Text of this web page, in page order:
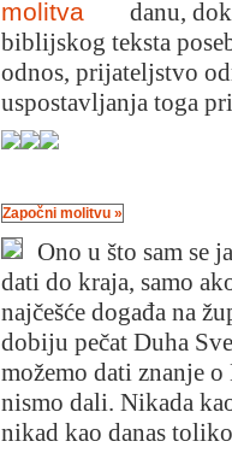
danu,
biblijskog teksta
odnos, prijateljstvo
uspostavljanja toga
Započni molitvu »
Ono u što sam se
dati do kraja, samo
najčešće događa na
dobiju pečat Duha
možemo dati znanje
nismo dali. Nikada
nikad kao danas